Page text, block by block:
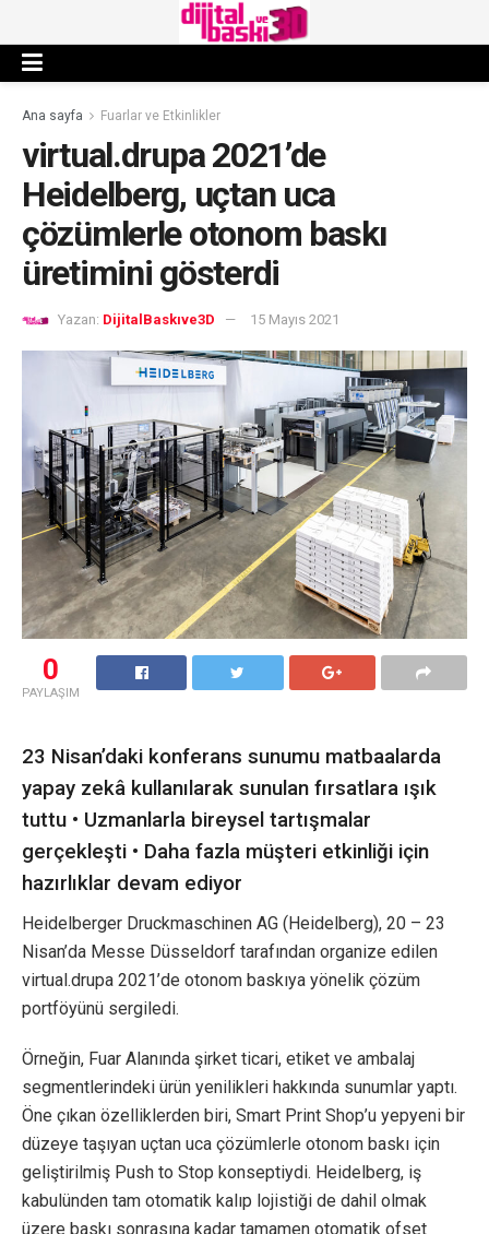
Ana sayfa Fuarlar ve Etkinlikler
virtual.drupa 2021’de
Heidelberg, uçtan uca
çözümlerle otonom baskı
üretimini gösterdi
Yazan: DijitalBaskıve3D 15 Mayıs 2021
0
PAYLAŞIM
23 Nisan’daki konferans sunumu matbaalarda
yapay zekâ kullanılarak sunulan fırsatlara ışık
tuttu • Uzmanlarla bireysel tartışmalar
gerçekleşti • Daha fazla müşteri etkinliği için
hazırlıklar devam ediyor
Heidelberger Druckmaschinen AG (Heidelberg), 20 – 23
Nisan’da Messe Düsseldorf tarafından organize edilen
virtual.drupa 2021’de otonom baskıya yönelik çözüm
portföyünü sergiledi.
Örneğin, Fuar Alanında şirket ticari, etiket ve ambalaj
segmentlerindeki ürün yenilikleri hakkında sunumlar yaptı.
Öne çıkan özelliklerden biri, Smart Print Shop’u yepyeni bir
düzeye taşıyan uçtan uca çözümlerle otonom baskı için
geliştirilmiş Push to Stop konseptiydi. Heidelberg, iş
kabulünden tam otomatik kalıp lojistiği de dahil olmak
üzere baskı sonrasına kadar tamamen otomatik ofset